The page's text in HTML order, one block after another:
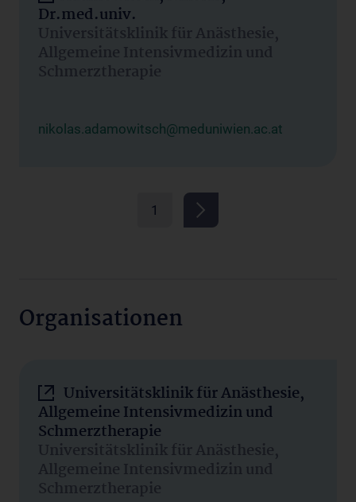
Dr.med.univ.
Universitätsklinik für Anästhesie,
Allgemeine Intensivmedizin und
Schmerztherapie
nikolas.adamowitsch@meduniwien.ac.at
1
Organisationen
Universitätsklinik für Anästhesie,
Allgemeine Intensivmedizin und
Schmerztherapie
Universitätsklinik für Anästhesie,
Allgemeine Intensivmedizin und
Schmerztherapie